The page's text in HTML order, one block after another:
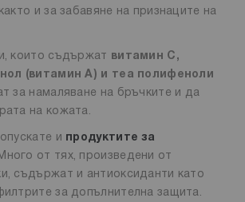
и за забавяне на признаците на
които съдържат витамин C,
(витамин A) и теа полифеноли
за намаляване на бръчките и да
на кожата.
и продуктите за
от тях, произведени от
съдържат и антиоксиданти като
за допълнителна защита.